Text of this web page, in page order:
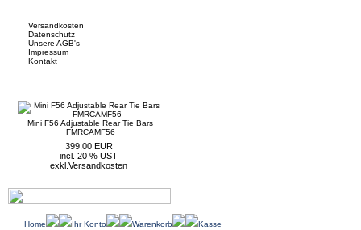
Versandkosten
Datenschutz
Unsere AGB's
Impressum
Kontakt
Mini F56 Adjustable Rear Tie Bars
FMRCAMF56
399,00 EUR
incl. 20 % UST
exkl. Versandkosten
Home Ihr Konto Warenkorb Kasse